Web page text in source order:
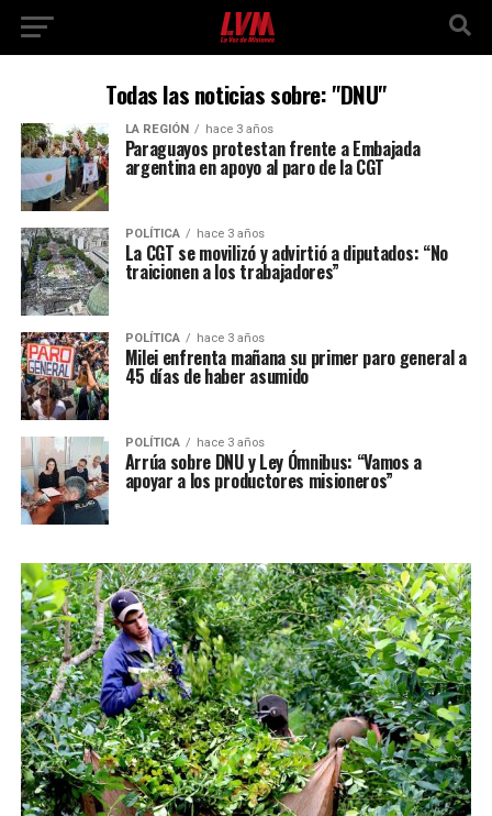
Todas las noticias sobre: "DNU"
LA REGIÓN hace 3 años
Paraguayos protestan frente a Embajada
argentina en apoyo al paro de la CGT
POLÍTICA hace 3 años
La CGT se movilizó y advirtió a diputados: “No
traicionen a los trabajadores”
POLÍTICA hace 3 años
Milei enfrenta mañana su primer paro general a
45 días de haber asumido
POLÍTICA hace 3 años
Arrúa sobre DNU y Ley Ómnibus: “Vamos a
apoyar a los productores misioneros”